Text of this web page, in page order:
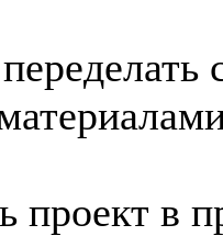
проект в